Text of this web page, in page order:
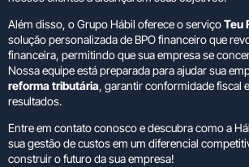
Além disso, o Grupo Hábil oferece o serviçoTeu
solução personalizada de BPO financeiro que
financeira, permitindo que sua empresa se
Nossa equipe está preparada para ajudar sua
reforma tributária, garantir conformidade fiscal
resultados.
Entre em contato conosco e descubra como a
sua gestão de custos em um diferencial
construir o futuro da sua empresa!